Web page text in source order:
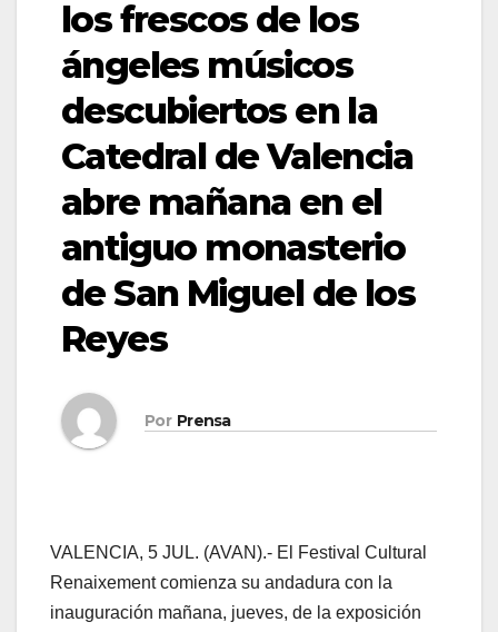
los frescos de los
ángeles músicos
descubiertos en la
Catedral de Valencia
abre mañana en el
antiguo monasterio
de San Miguel de los
Reyes
Por Prensa
VALENCIA, 5 JUL. (AVAN).- El Festival Cultural
Renaixement comienza su andadura con la
inauguración mañana, jueves, de la exposición